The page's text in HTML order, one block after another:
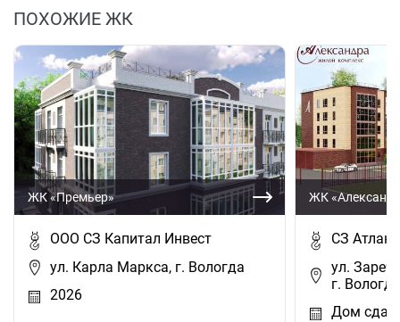
ПОХОЖИЕ ЖК
ЖК «Премьер»
ООО СЗ Капитал Инвест
ул. Карла Маркса, г. Вологда
2026
ЖК
СЗ Атлант
ул.
г. Вологда
Дом сдан